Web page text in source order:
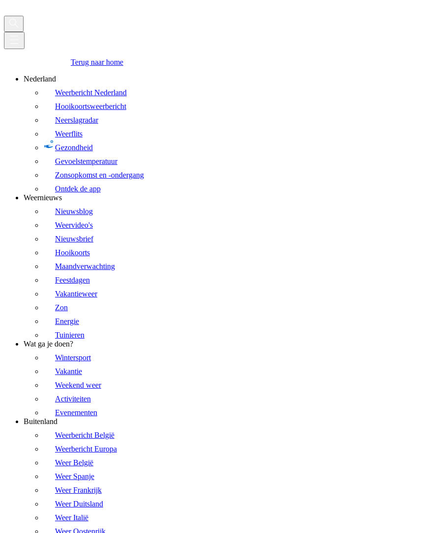
Terug naar home
Nederland
Weerbericht Nederland
Hooikoortsweerbericht
Neerslagradar
Weerflits
Gezondheid
Gevoelstemperatuur
Zonsopkomst en -ondergang
Ontdek de app
Weernieuws
Nieuwsblog
Weervideo's
Nieuwsbrief
Hooikoorts
Maandverwachting
Feestdagen
Vakantieweer
Zon
Energie
Tuinieren
Wat ga je doen?
Wintersport
Vakantie
Weekend weer
Activiteiten
Evenementen
Buitenland
Weerbericht België
Weerbericht Europa
Weer België
Weer Spanje
Weer Frankrijk
Weer Duitsland
Weer Italië
Weer Oostenrijk